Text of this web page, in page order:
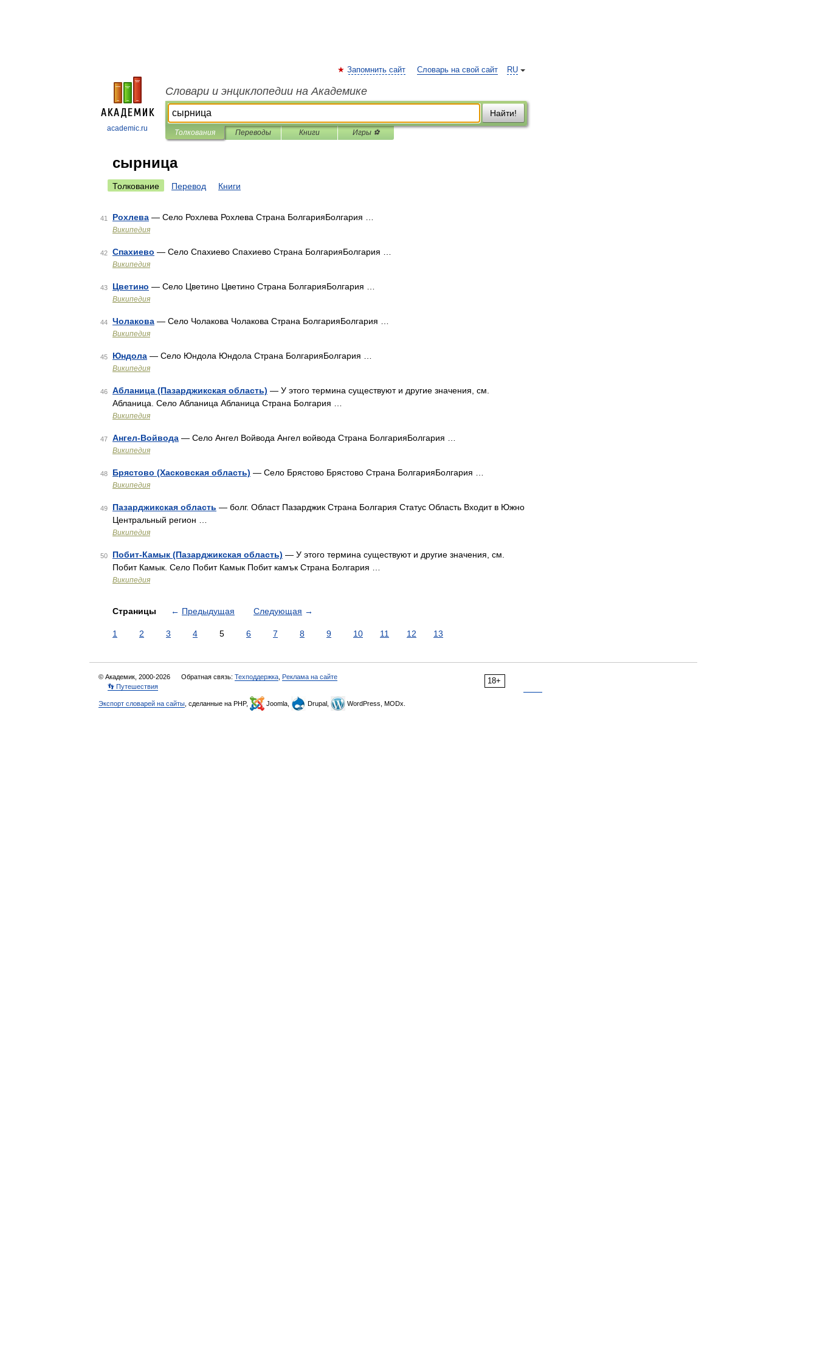
academic.ru
RU
Запомнить сайт Словарь на свой сайт
Словари и энциклопедии на Академике
Найти!
Толкования Переводы Книги Игры ⚽
сырница
Толкование Перевод Книги
41 Рохлева — Село Рохлева Рохлева Страна БолгарияБолгария …
Википедия
42 Спахиево — Село Спахиево Спахиево Страна БолгарияБолгария …
Википедия
43 Цветино — Село Цветино Цветино Страна БолгарияБолгария …
Википедия
44 Чолакова — Село Чолакова Чолакова Страна БолгарияБолгария …
Википедия
45 Юндола — Село Юндола Юндола Страна БолгарияБолгария …
Википедия
46 Абланица (Пазарджикская область) — У этого термина существуют и другие значения, см.
Абланица. Село Абланица Абланица Страна Болгария …
Википедия
47 Ангел-Войвода — Село Ангел Войвода Ангел войвода Страна БолгарияБолгария …
Википедия
48 Брястово (Хасковская область) — Село Брястово Брястово Страна БолгарияБолгария …
Википедия
49 Пазарджикская область — болг. Област Пазарджик Страна Болгария Статус Область Входит в Южно
Центральный регион …
Википедия
50 Побит-Камык (Пазарджикская область) — У этого термина существуют и другие значения, см.
Побит Камык. Село Побит Камык Побит камък Страна Болгария …
Википедия
Страницы ← Предыдущая Следующая →
1 2 3 4 5 6 7 8 9 10 11 12 13
18+
© Академик, 2000-2026 Обратная связь: Техподдержка Реклама на сайте
👣 Путешествия
Экспорт словарей на сайты , сделанные на PHP, Joomla, Drupal, WordPress, MODx.